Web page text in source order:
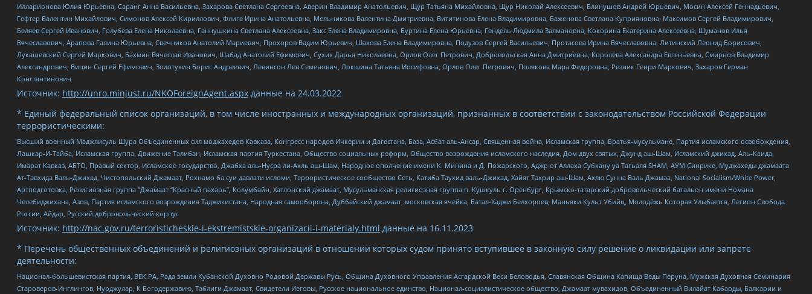
Илларионова Юлия Юрьевна, Саранг Анна Васильевна, Захарова Светлана Сергеевна, Аверин Владимир Анатольевич, Щур Татьяна Михайловна, Щур Николай Алексеевич, Блинушов Андрей Юрьевич, Мосин Алексей Геннадьевич,
Гефтер Валентин Михайлович, Симонов Алексей Кириллович, Флиге Ирина Анатольевна, Мельникова Валентина Дмитриевна, Вититинова Елена Владимировна, Баженова Светлана Куприяновна, Максимов Сергей Владимирович,
Беляев Сергей Иванович, Голубева Елена Николаевна, Ганнушкина Светлана Алексеевна, Закс Елена Владимировна, Буртина Елена Юрьевна, Гендель Людмила Залмановна, Кокорина Екатерина Алексеевна, Шуманов Илья
Вячеславович, Арапова Галина Юрьевна, Свечников Анатолий Мариевич, Прохоров Вадим Юрьевич, Шахова Елена Владимировна, Подузов Сергей Васильевич, Протасова Ирина Вячеславовна, Литинский Леонид Борисович,
Лукашевский Сергей Маркович, Бахмин Вячеслав Иванович, Шабад Анатолий Ефимович, Сухих Дарья Николаевна, Орлов Олег Петрович, Добровольская Анна Дмитриевна, Королева Александра Евгеньевна, Смирнов Владимир
Александрович, Вицин Сергей Ефимович, Золотухин Борис Андреевич, Левинсон Лев Семенович, Локшина Татьяна Иосифовна, Орлов Олег Петрович, Полякова Мара Федоровна, Резник Генри Маркович, Захаров Герман
Константинович
Источник: http://unro.minjust.ru/NKOForeignAgent.aspx данные на 24.03.2022
* Единый федеральный список организаций, в том числе иностранных и международных организаций, признанных в соответствии с законодательством Российской Федерации
террористическими:
Высший военный Маджлисуль Шура Объединенных сил моджахедов Кавказа, Конгресс народов Ичкерии и Дагестана, База, Асбат аль-Ансар, Священная война, Исламская группа, Братья-мусульмане, Партия исламского освобождения,
Лашкар-И-Тайба, Исламская группа, Движение Талибан, Исламская партия Туркестана, Общество социальных реформ, Общество возрождения исламского наследия, Дом двух святых, Джунд аш-Шам, Исламский джихад, Аль-Каида,
Имарат Кавказ, АБТО, Правый сектор, Исламское государство, Джабха аль-Нусра ли-Ахль аш-Шам, Народное ополчение имени К. Минина и Д. Пожарского, Аджр от Аллаха Субхану уа Тагьаля SHAM, АУМ Синрике, Муджахеды джамаата
Ат-Тавхида Валь-Джихад, Чистопольский Джамаат, Рохнамо ба суи давлати исломи, Террористическое сообщество Сеть, Катиба Таухид валь-Джихад, Хайят Тахрир аш-Шам, Ахлю Сунна Валь Джамаа, National Socialism/White Power,
Артподготовка, Религиозная группа “Джамаат “Красный пахарь”, Колумбайн, Хатлонский джамаат, Мусульманская религиозная группа п. Кушкуль г. Оренбург, Крымско-татарский добровольческий батальон имени Номана
Челебиджихана, Азов, Партия исламского возрождения Таджикистана, Народная самооборона, Дуббайский джамаат, московская ячейка, Батал-Хаджи Белхороев, Маньяки Культ Убийц, Молодёжь Которая Улыбается, Легион Свобода
России, Айдар, Русский добровольческий корпус
Источник: http://nac.gov.ru/terroristicheskie-i-ekstremistskie-organizacii-i-materialy.html данные на 16.11.2023
* Перечень общественных объединений и религиозных организаций в отношении которых судом принято вступившее в законную силу решение о ликвидации или запрете
деятельности:
Национал-большевистская партия, ВЕК РА, Рада земли Кубанской Духовно Родовой Державы Русь, Община Духовного Управления Асгардской Веси Беловодья, Славянская Община Капища Веды Перуна, Мужская Духовная Семинария
Староверов-Инглингов, Нурджулар, К Богодержавию, Таблиги Джамаат, Свидетели Иеговы, Русское национальное единство, Национал-социалистическое общество, Джамаат мувахидов, Объединенный Вилайат Кабарды, Балкарии и